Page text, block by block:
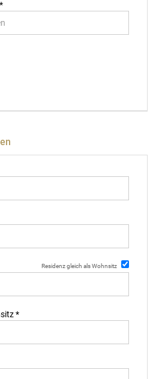
Residenz gleich als Wohnsitz
*